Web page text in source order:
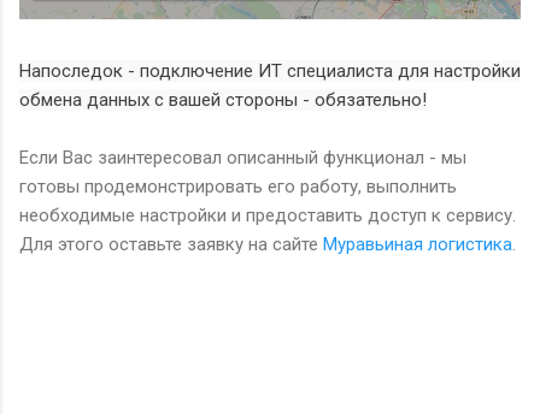
Напоследок - подключение ИТ специалиста для настройки
обмена данных с вашей стороны - обязательно!
Если Вас заинтересовал описанный функционал - мы
готовы продемонстрировать его работу, выполнить
необходимые настройки и предоставить доступ к сервису.
Для этого оставьте заявку на сайте Муравьиная логистика.